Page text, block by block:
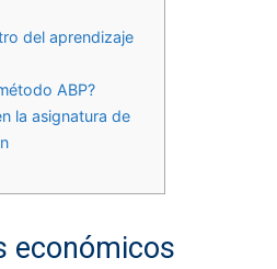
del aprendizaje
ABP?
la asignatura de
económicos